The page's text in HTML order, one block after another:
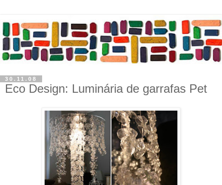
30.11.08
Eco Design: Luminária de garrafas Pet